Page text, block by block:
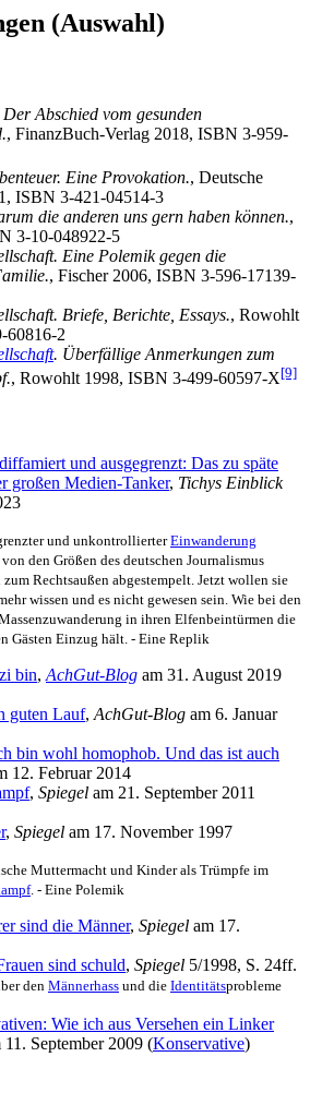
(Auswahl)
Abschied vom gesunden
, FinanzBuch-Verlag 2018, ISBN 3-959-
Eine Provokation., Deutsche
ISBN 3-421-04514-3
die anderen uns gern haben können.,
3-10-048922-5
Eine Polemik gegen die
, Fischer 2006, ISBN 3-596-17139-
Briefe, Berichte, Essays., Rowohlt
60816-2
. Überfällige Anmerkungen zum
, Rowohlt 1998, ISBN 3-499-60597-X[9]
und ausgegrenzt: Das zu späte
großen Medien-Tanker, Tichys Einblick
und unkontrollierterEinwanderung
den Größen des deutschen Journalismus
Rechtsaußen abgestempelt. Jetzt wollen sie
wissen und es nicht gewesen sein. Wie bei den
in ihren Elfenbein­türmen die
Gästen Einzug hält. - Eine Replik
bin, AchGut-Blog am 31. August 2019
guten Lauf, AchGut-Blog am 6. Januar
bin wohl homophob. Und das ist auch
12. Februar 2014
, Spiegel am 21. September 2011
, Spiegel am 17. November 1997
Muttermacht und Kinder als Trümpfe im
. - Eine Polemik
sind die Männer, Spiegel am 17.
sind schuld, Spiegel 5/1998, S. 24ff.
den Männerhass und die Identitäts­probleme
Wie ich aus Versehen ein Linker
11. September 2009 (Konservative)